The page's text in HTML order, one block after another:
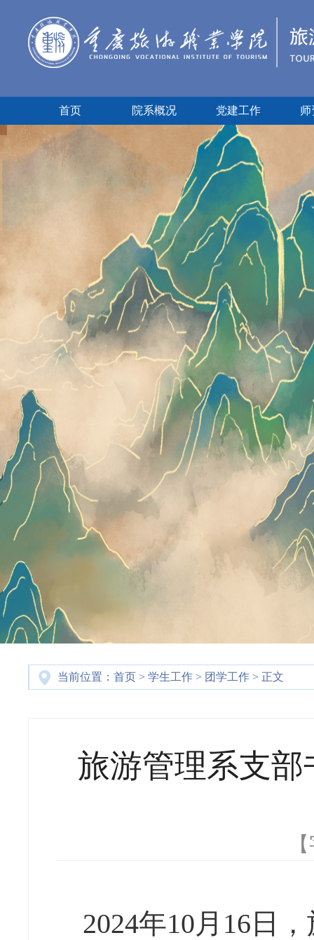
首页 院系概况 党建工作 师
当前位置： 首页 > 学生工作 > 团学工作 > 正文
旅游管理系支
2024年10月 16 日